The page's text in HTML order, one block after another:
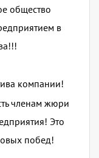
общество
в
компании!
членам жюри
Это
побед!